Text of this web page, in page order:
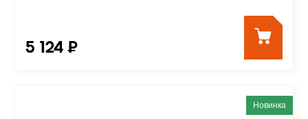
5 124 ₽
Новинка